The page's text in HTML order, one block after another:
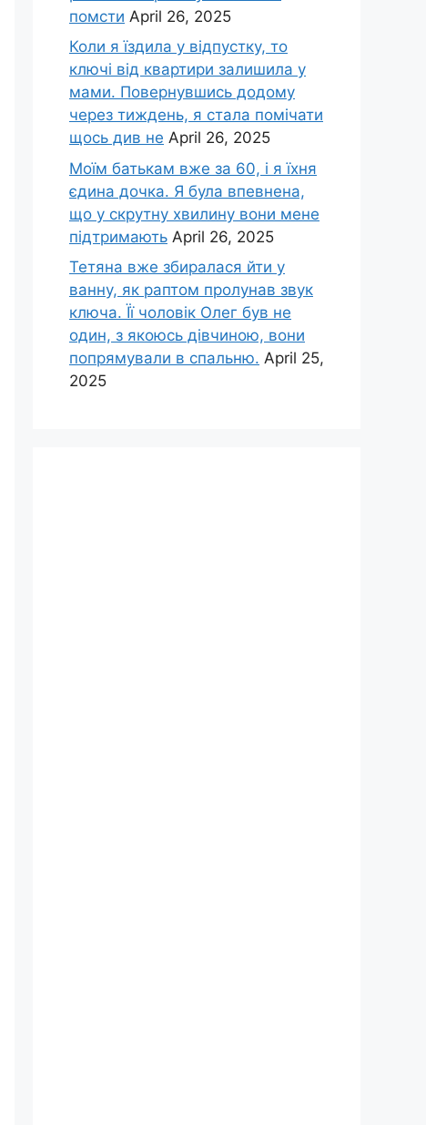
помсти April 26, 2025
Коли я їздила у відпустку, то
ключі від квартири залишила у
мами. Повернувшись додому
через тиждень, я стала помічати
щось див не April 26, 2025
Моїм батькам вже за 60, і я їхня
єдина дочка. Я була впевнена,
що у скрутну хвилину вони мене
підтримають April 26, 2025
Тетяна вже збиралася йти у
ванну, як раптом пролунав звук
ключа. Її чоловік Олег був не
один, з якоюсь дівчиною, вони
попрямували в спальню. April 25,
2025